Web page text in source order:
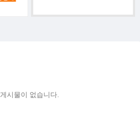
게시물이 없습니다.